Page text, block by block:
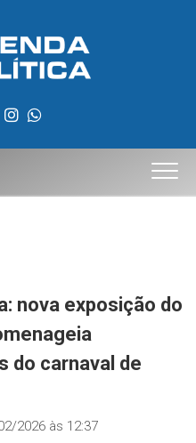
nova exposição do
do carnaval de
2026 às 12:37